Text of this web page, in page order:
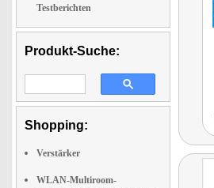
Testberichten
Produkt-Suche:
Shopping:
Verstärker
WLAN-Multiroom-